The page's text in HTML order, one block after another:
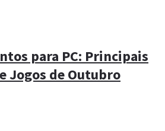
para PC: Principais
Jogos de Outubro